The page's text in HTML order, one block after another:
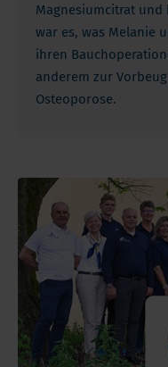
Magnesiumcitrat und
war es, was Melanie
ihren
anderem zur
Osteoporose.